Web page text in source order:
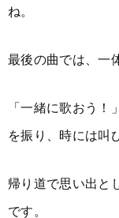
ね。
最後の曲では、一
「一緒に歌おう
を振り、時には叫
帰り道で思い出と
です。